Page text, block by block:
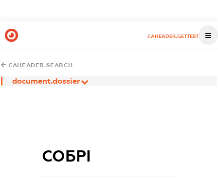
CAHEADER.GETTEST
CAHEADER.SEARCH
document.dossier
СОБРІ